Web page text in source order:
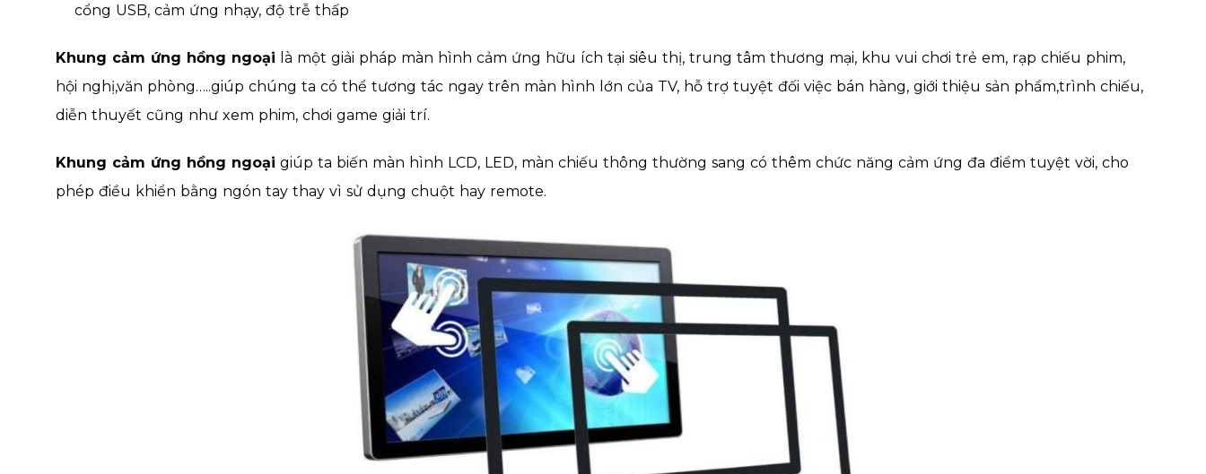
cổng USB, cảm ứng nhạy, độ trễ thấp
Khung cảm ứng hồng ngoại là một giải pháp màn hình cảm ứng hữu ích tại siêu thị, trung tâm thương mại, khu vui chơi trẻ em, rạp chiếu phim,
hội nghị,văn phòng…..giúp chúng ta có thể tương tác ngay trên màn hình lớn của TV, hỗ trợ tuyệt đối việc bán hàng, giới thiệu sản phẩm,trình chiếu,
diễn thuyết cũng như xem phim, chơi game giải trí.
Khung cảm ứng hồng ngoại giúp ta biến màn hình LCD, LED, màn chiếu thông thường sang có thêm chức năng cảm ứng đa điểm tuyệt vời, cho
phép điều khiển bằng ngón tay thay vì sử dụng chuột hay remote.